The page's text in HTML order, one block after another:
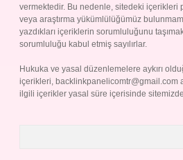
vermektedir. Bu nedenle, sitedeki içerikleri
veya araştırma yükümlülüğümüz
yazdıkları içeriklerin sorumluluğunu
sorumluluğu kabul etmiş sayılırlar.
Hukuka ve yasal düzenlemelere aykırı
içerikleri, backlinkpanelicomtr@gmail.com
ilgili içerikler yasal süre içerisinde